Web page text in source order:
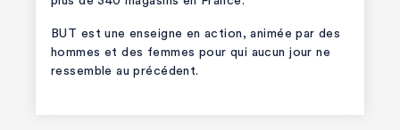
BUT est une enseigne en action, animée par des
hommes et des femmes pour qui aucun jour ne
ressemble au précédent.